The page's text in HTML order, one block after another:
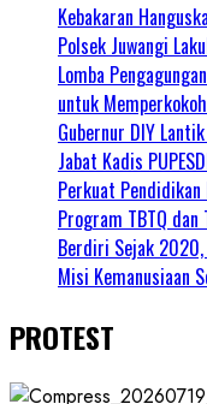
Kebakaran
Polsek Juwangi
Lomba
untuk
Gubernur DIY
Jabat Kadis
Perkuat
Program TBTQ dan
Berdiri Sejak 2020,
Misi Kemanusiaan
PROTEST